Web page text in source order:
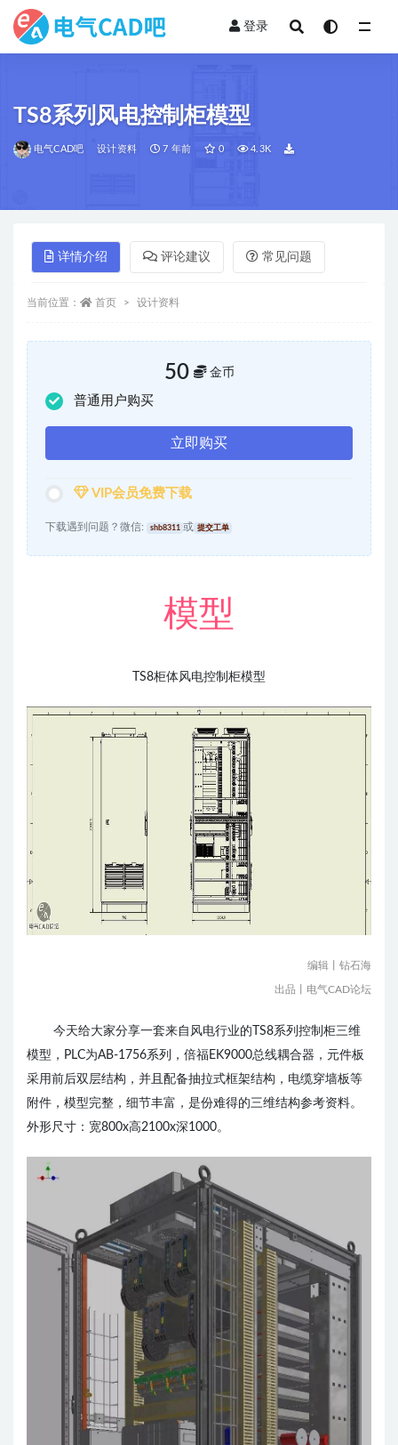
登录
TS8系列风电控制柜模型
电气CAD吧 设计资料 7 年前 0 4.3K
详情介绍 评论建议 常见问题
当前位置： 首页 设计资料
50 金币
普通用户购买
立即购买
VIP会员免费下载
下载遇到问题？微信: shb8311 或 提交工单
模型
TS8柜体风电控制柜模型
编辑丨钻石海
出品丨电气CAD论坛
今天给大家分享一套来自风电行业的TS8系列控制柜三维
模型 ，PLC为AB-1756系列，倍福EK9000总线耦合器，元件板
采用前后双层结构，并且配备抽拉式框架结构，电缆穿墙板等
附件，模型完整，细节丰富，是份难得的三维结构参考资料。
外形尺寸：宽800x高2100x深1000。